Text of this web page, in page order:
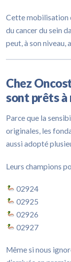
Cette mobilisation
du cancer du sein
peut, à son niveau,
Chez
sont prêts
Parce que la
originales, les
aussi adopté
Leurs champions
02924
02925
02926
02927
Même si nous